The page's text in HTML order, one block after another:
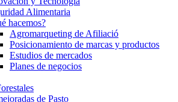
Alimentaria
hacemos?
Agromarqueting de Afiliació
Posicionamiento de marcas y productos
Estudios de mercados
Planes de negocios
de Pasto